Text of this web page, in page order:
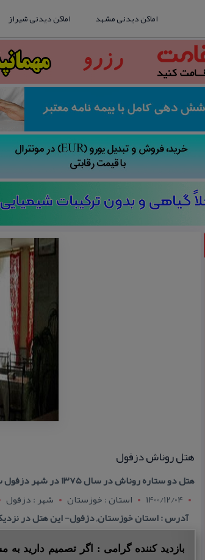
اماکن دیدنی مشهد اماکن دیدنی شیراز
هتل روناش دزفول
هتل دو ستاره روناش در سال ۱۳۷۵ در شهر دزفول ساخته شد و آخرین بازسازی آن، سال ۱۳۹۲ انجام گرفت
1400/12/04
استان : خوزستان شهر : دزفول
آدرس : استان خوزستان, دزفول- این هتل در
بازدید کننده گرامی : اگر تصمیم دارید